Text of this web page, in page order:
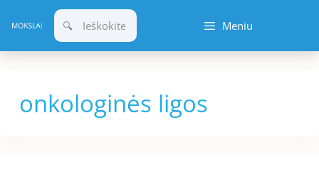
prie
turinio
Meniu
onkologinės ligos